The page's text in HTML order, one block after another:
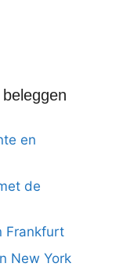
en
de
Frankfurt
New York